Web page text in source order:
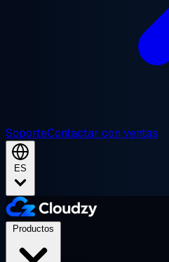
SoporteContactar con ventas
ES